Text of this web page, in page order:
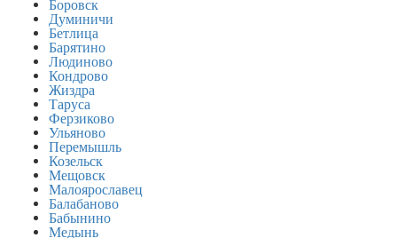
Боровск
Думиничи
Бетлица
Барятино
Людиново
Кондрово
Жиздра
Таруса
Ферзиково
Ульяново
Перемышль
Козельск
Мещовск
Малоярославец
Балабаново
Бабынино
Медынь